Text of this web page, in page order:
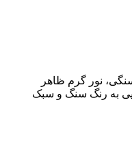
نور گرم ظاهر
به رنگ سنگ و سبک